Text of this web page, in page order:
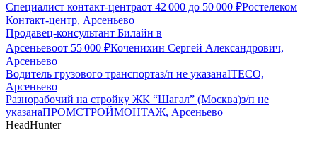
Специалист контакт-центраот 42 000 до 50 000 ₽Ростелеком
Контакт-центр, Арсеньево
Продавец-консультант Билайн в
Арсеньевоот 55 000 ₽Коченихин Сергей Александрович,
Арсеньево
Водитель грузового транспортаз/п не указанаITECO,
Арсеньево
Разнорабочий на стройку ЖК “Шагал” (Москва)з/п не
указанаПРОМСТРОЙМОНТАЖ, Арсеньево
HeadHunter